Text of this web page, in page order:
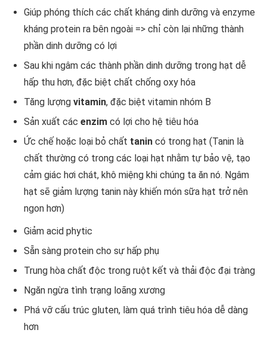
Giúp phóng thích các chất kháng dinh dưỡng và enzyme
kháng protein ra bên ngoài => chỉ còn lại những thành
phần dinh dưỡng có lợi
Sau khi ngâm các thành phần dinh dưỡng trong hạt dễ
hấp thu hơn, đặc biệt chất chống oxy hóa
Tăng lượng vitamin, đặc biệt vitamin nhóm B
Sản xuất các enzim có lợi cho hệ tiêu hóa
Ức chế hoặc loại bỏ chất tanin có trong hạt (Tanin là
chất thường có trong các loại hạt nhằm tự bảo vệ, tạo
cảm giác hơi chát, khô miệng khi chúng ta ăn nó. Ngâm
hạt sẽ giảm lượng tanin này khiến món sữa hạt trở nên
ngon hơn)
Giảm acid phytic
Sẵn sàng protein cho sự hấp phụ
Trung hòa chất độc trong ruột kết và thải độc đại tràng
Ngăn ngừa tình trạng loãng xương
Phá vỡ cấu trúc gluten, làm quá trình tiêu hóa dễ dàng
hơn